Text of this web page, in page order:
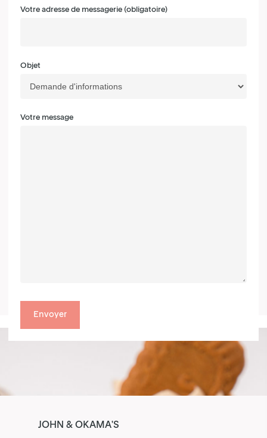
Votre adresse de messagerie (obligatoire)
Objet
Votre message
JOHN & OKAMA'S